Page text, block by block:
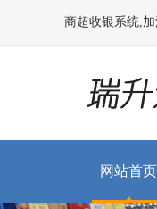
商超收银系统,
网站首页